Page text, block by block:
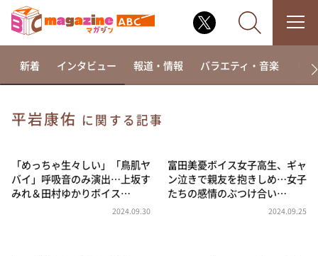
相席食堂
これ余談なんですけど・・・
～人生密着トークバラエティ！～ やすとものいたっ
新着 インタビュー 報道・情報 バラエティ・音楽 ド
平岩康佑 に関する記事
「めっちゃ生々しい」「鳥肌ヤ
バイ」呼吸音のみ演出…上坂す
みれ＆田村ゆかりボイス…
2024.09.30
富田美憂ボイス女子高生、ギャ
ン泣きで親友を抱きしめ…女子
たちの感情のぶつけ合い…
2024.09.25